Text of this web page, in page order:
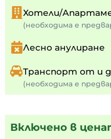
Хотели/
(необходима е
Лесно анулиране
Транспорт от и
(необходима е
Включено в